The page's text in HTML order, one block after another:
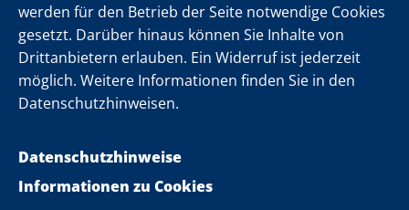
werden für den Betrieb der Seite notwendige Cookies
gesetzt. Darüber hinaus können Sie Inhalte von
Drittanbietern erlauben. Ein Widerruf ist jederzeit
möglich. Weitere Informationen finden Sie in den
Datenschutzhinweisen.
Datenschutzhinweise
Informationen zu Cookies
Folgen Sie uns